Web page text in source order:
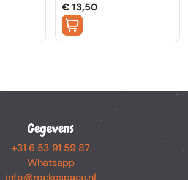
€ 13,50
Gegevens
+31 6 53 91 59 87
Whatsapp
info@rockospace.nl